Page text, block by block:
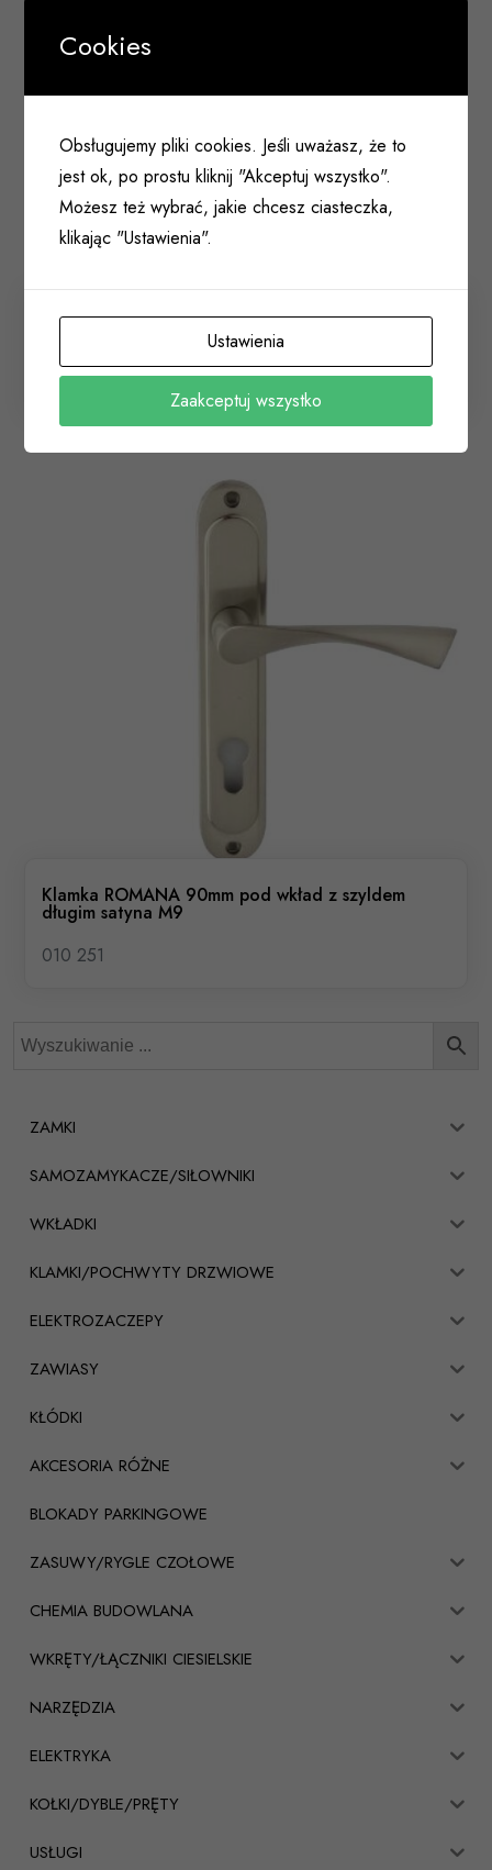
Klamka PRESTO 72mm na wkład z szyldem długim
nikiel/satyna M6/M9
010 194
Klamka ROMANA 90mm pod wkład z szyldem
długim satyna M9
010 251
ZAMKI
SAMOZAMYKACZE/SIŁOWNIKI
WKŁADKI
KLAMKI/POCHWYTY DRZWIOWE
ELEKTROZACZEPY
ZAWIASY
KŁÓDKI
AKCESORIA RÓŻNE
BLOKADY PARKINGOWE
ZASUWY/RYGLE CZOŁOWE
CHEMIA BUDOWLANA
WKRĘTY/ŁĄCZNIKI CIESIELSKIE
NARZĘDZIA
ELEKTRYKA
KOŁKI/DYBLE/PRĘTY
USŁUGI
Cookies
Obsługujemy pliki cookies. Jeśli uważasz, że to
jest ok, po prostu kliknij "Akceptuj wszystko".
Możesz też wybrać, jakie chcesz ciasteczka,
klikając "Ustawienia".
Ustawienia
Zaakceptuj wszystko